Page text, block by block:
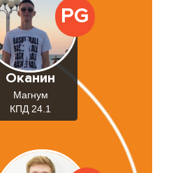
Оканин
Магнум
КПД 24.1
PG